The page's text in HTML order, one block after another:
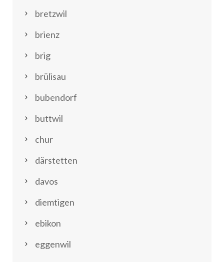
bretzwil
brienz
brig
brülisau
bubendorf
buttwil
chur
därstetten
davos
diemtigen
ebikon
eggenwil